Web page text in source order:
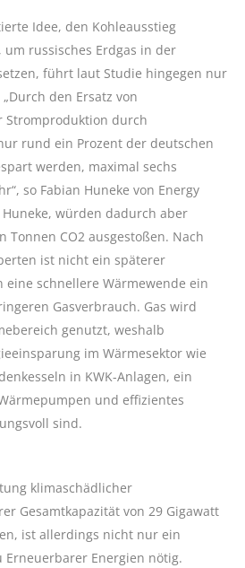
Idee, den Kohleausstieg
russisches Erdgas in der
führt laut Studie hingegen nur
den Ersatz von
Stromproduktion durch
rund ein Prozent der deutschen
werden, maximal sechs
so Fabian Huneke von Energy
würden dadurch aber
Tonnen CO2 ausgestoßen. Nach
ist nicht ein späterer
eine schnellere Wärmewende ein
Gasverbrauch. Gas wird
genutzt, weshalb
im Wärmesektor wie
in KWK-Anlagen, ein
und effizientes
sind.
klimaschädlicher
Gesamtkapazität von 29 Gigawatt
ist allerdings nicht nur ein
Erneuerbarer Energien nötig.